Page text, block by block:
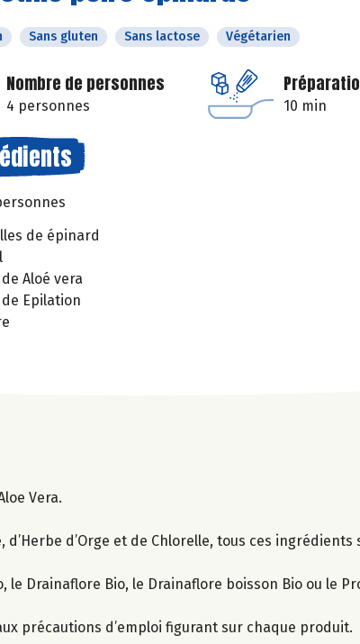
Sans gluten Sans lactose Végétarien
Nombre de personnes
4 personnes 10 min
de épinard
Aloé vera
de Epilation
Vera.
d’Orge et de Chlorelle, tous ces
Drainaflore Bio, le Drainaflore boisson Bio ou le
précautions d’emploi figurant sur chaque produit.